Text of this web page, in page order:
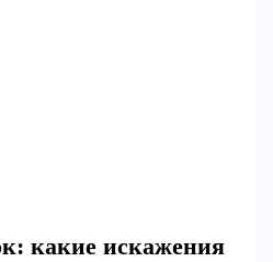
какие искажения